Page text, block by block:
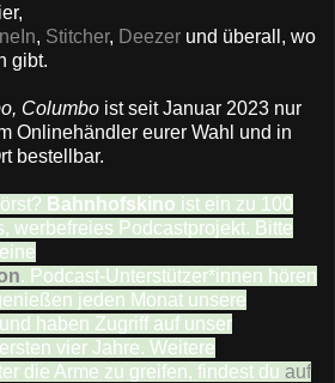
, Stitcher, Deezer und überall, wo
gibt.
Columbo ist seit Januar 2023 nur
Onlinehändler eurer Wahl und in
bestellbar.
Bahnhofskino ist ein zu 100
werbefreies Podcastprojekt. Bitte
. Podcast-Unterstützer*innen hören
jeden Monat unsere
haben Zugriff auf unser
vier Jahre. Weitere
die Arme zu greifen, findest du auf